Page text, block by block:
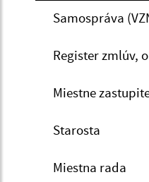
Samospráva
Register zmlúv,
Miestne
Starosta
Miestna rada